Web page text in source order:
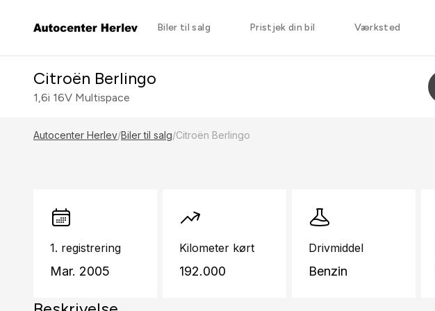
Biler til salg Pristjek din bil Værksted
Citroën Berlingo
1,6i 16V Multispace
Autocenter Herlev/Biler til salg/Citroën Berlingo
1. registrering
Mar. 2005
Kilometer kørt
192.000
Drivmiddel
Benzin